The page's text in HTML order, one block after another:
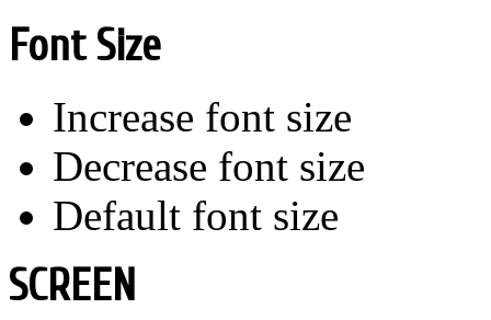
Font Size
Increase font size
Decrease font size
Default font size
SCREEN